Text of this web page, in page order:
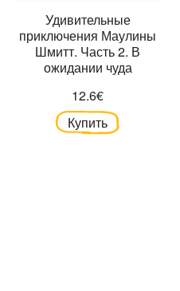
Удивительные
приключения Маулины
Шмитт. Часть 2. В
ожидании чуда
12.6€
Купить